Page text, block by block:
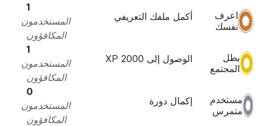
اعرف
نفسك
أكمل ملفك التعريفي
1
المستخدمون
المكافؤون
بطل
المجتمع
الوصول إلى 2000 XP
1
المستخدمون
المكافؤون
مستخدم
متمرس
إكمال دورة
0
المستخدمون
المكافؤون